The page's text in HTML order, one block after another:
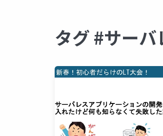
タグ #サー